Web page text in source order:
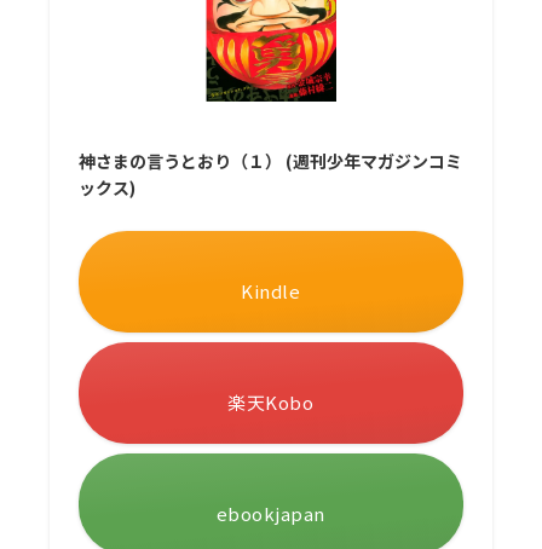
神さまの言うとおり（１） (週刊少年マガジンコミ
ックス)
Kindle
楽天Kobo
ebookjapan